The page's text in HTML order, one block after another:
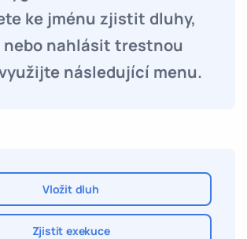
ke jménu zjistit dluhy,
nebo nahlásit trestnou
následující menu.
Vložit dluh
Zjistit exekuce